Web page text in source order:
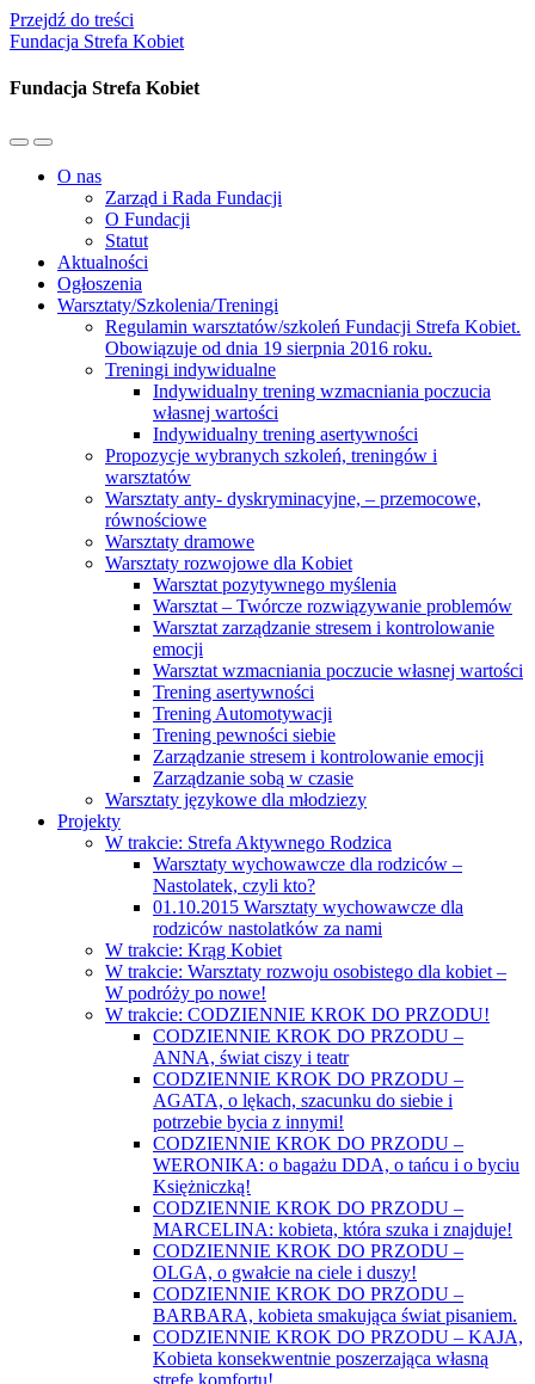
Przejdź do treści
Fundacja Strefa Kobiet
Fundacja Strefa Kobiet
Przełącz
mobilne
Przełącz
pole
wyszukiwania
O nas
Zarząd i Rada Fundacji
O Fundacji
Statut
Aktualności
Ogłoszenia
Warsztaty/Szkolenia/Treningi
Regulamin warsztatów/szkoleń Fundacji Strefa Kobiet.
Obowiązuje od dnia 19 sierpnia 2016 roku.
Treningi indywidualne
Indywidualny trening wzmacniania poczucia
własnej wartości
Indywidualny trening asertywności
Propozycje wybranych szkoleń, treningów i
warsztatów
Warsztaty anty- dyskryminacyjne, – przemocowe,
równościowe
Warsztaty dramowe
Warsztaty rozwojowe dla Kobiet
Warsztat pozytywnego myślenia
Warsztat – Twórcze rozwiązywanie problemów
Warsztat zarządzanie stresem i kontrolowanie
emocji
Warsztat wzmacniania poczucie własnej wartości
Trening asertywności
Trening Automotywacji
Trening pewności siebie
Zarządzanie stresem i kontrolowanie emocji
Zarządzanie sobą w czasie
Warsztaty językowe dla młodziezy
Projekty
W trakcie: Strefa Aktywnego Rodzica
Warsztaty wychowawcze dla rodziców –
Nastolatek, czyli kto?
01.10.2015 Warsztaty wychowawcze dla
rodziców nastolatków za nami
W trakcie: Krąg Kobiet
W trakcie: Warsztaty rozwoju osobistego dla kobiet –
W podróży po nowe!
W trakcie: CODZIENNIE KROK DO PRZODU!
CODZIENNIE KROK DO PRZODU –
ANNA, świat ciszy i teatr
CODZIENNIE KROK DO PRZODU –
AGATA, o lękach, szacunku do siebie i
potrzebie bycia z innymi!
CODZIENNIE KROK DO PRZODU –
WERONIKA: o bagażu DDA, o tańcu i o byciu
Księżniczką!
CODZIENNIE KROK DO PRZODU –
MARCELINA: kobieta, która szuka i znajduje!
CODZIENNIE KROK DO PRZODU –
OLGA, o gwałcie na ciele i duszy!
CODZIENNIE KROK DO PRZODU –
BARBARA, kobieta smakująca świat pisaniem.
CODZIENNIE KROK DO PRZODU – KAJA,
Kobieta konsekwentnie poszerzająca własną
strefę komfortu!